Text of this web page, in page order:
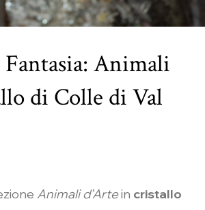
Animali
di Colle di Val
Animali d’Artein cristallo